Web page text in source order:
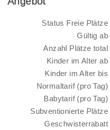
Status Freie Plätze
Gültig ab
Anzahl Plätze total
Kinder im Alter ab
Kinder im Alter bis
Normaltarif (pro Tag)
Babytarif (pro Tag)
Subventionierte Plätze
Geschwisterrabatt